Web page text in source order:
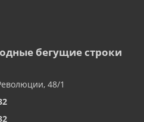
бегущие строки
48/1